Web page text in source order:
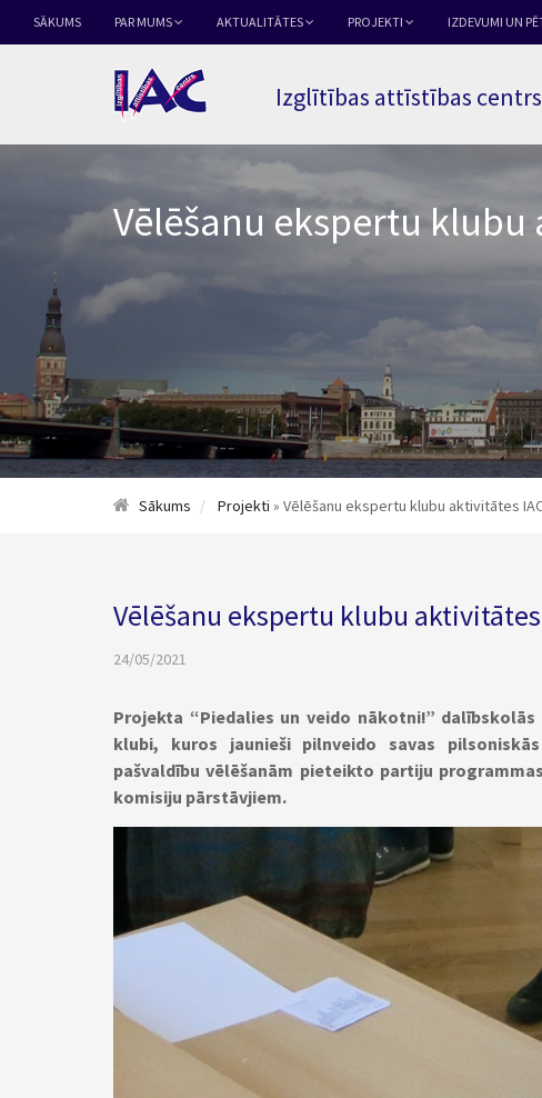
SĀKUMS PAR MUMS AKTUALITĀTES PROJEKTI IZDEVUMI UN
Izglītības attīstības centrs
Vēlēšanu ekspertu klubu
Sākums Projekti » Vēlēšanu ekspertu klubu aktivitātes
Vēlēšanu ekspertu klubu
24/05/2021
Projekta “Piedalies un veido nākotni!”
klubi, kuros jaunieši pilnveido savas
pašvaldību vēlēšanām pieteikto partiju
komisiju pārstāvjiem.